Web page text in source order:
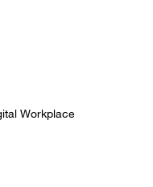
Workplace